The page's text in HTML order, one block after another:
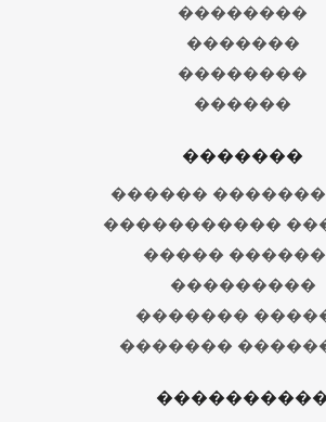
��������
�������
��������
������
�������
������
�����������
�����
���������
�������
�������